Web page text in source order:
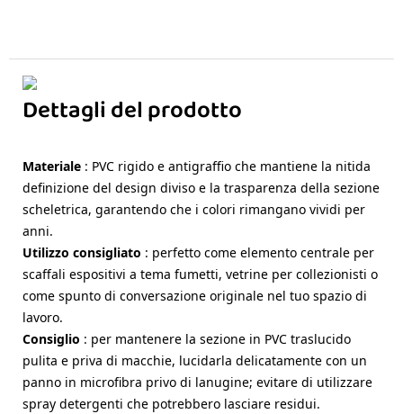
Dettagli del prodotto
Materiale : PVC rigido e antigraffio che mantiene la nitida
definizione del design diviso e la trasparenza della sezione
scheletrica, garantendo che i colori rimangano vividi per
anni.
Utilizzo consigliato : perfetto come elemento centrale per
scaffali espositivi a tema fumetti, vetrine per collezionisti o
come spunto di conversazione originale nel tuo spazio di
lavoro.
Consiglio : per mantenere la sezione in PVC traslucido
pulita e priva di macchie, lucidarla delicatamente con un
panno in microfibra privo di lanugine; evitare di utilizzare
spray detergenti che potrebbero lasciare residui.